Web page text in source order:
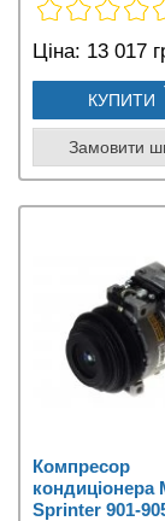
Ціна: 13 017
КУПИТИ
Замовити
Компресор
кондиціонера
Sprinter 901-